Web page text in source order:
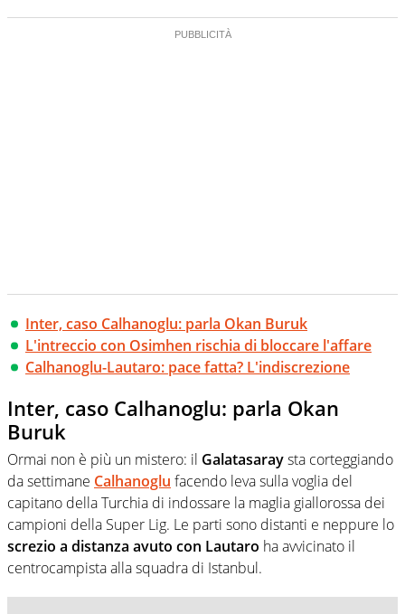
Inter, caso Calhanoglu: parla Okan Buruk
L'intreccio con Osimhen rischia di bloccare l'affare
Calhanoglu-Lautaro: pace fatta? L'indiscrezione
Inter, caso Calhanoglu: parla Okan
Buruk
Ormai non è più un mistero: il Galatasaraysta corteggiando
da settimane Calhanoglu facendo leva sulla voglia del
capitano della Turchia di indossare la maglia giallorossa dei
campioni della Super Lig. Le parti sono distanti e neppure lo
screzio a distanza avuto con Lautaro ha avvicinato il
centrocampista alla squadra di Istanbul.